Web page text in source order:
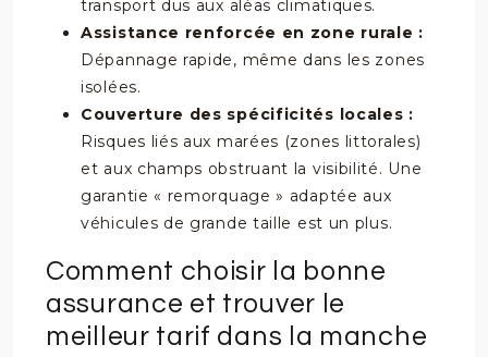
transport dus aux aléas climatiques.
Assistance renforcée en zone rurale :
Dépannage rapide, même dans les zones
isolées.
Couverture des spécificités locales :
Risques liés aux marées (zones littorales)
et aux champs obstruant la visibilité. Une
garantie « remorquage » adaptée aux
véhicules de grande taille est un plus.
Comment choisir la bonne
assurance et trouver le
meilleur tarif dans la manche